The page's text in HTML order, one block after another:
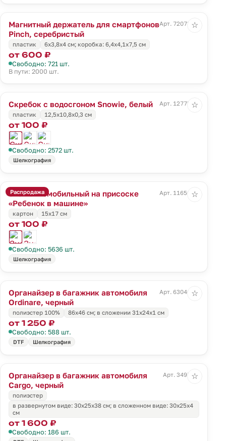
Магнитный держатель для смартфонов
Pinch, серебристый
Арт. 72073.10
пластик 6х3,8х4 см; коробка: 6,4х4,1х7,5 см
от 600 ₽
Свободно: 721 шт.
В пути: 2000 шт.
☆
Скребок с водосгоном Snowie, белый
Арт. 12775.60
пластик
12,5x10,8x0,3 см
от 100 ₽
Свободно: 2572 шт.
Шелкография
☆
Распродажа
Знак автомобильный на присоске
«Ребенок в машине»
Арт. 11656.02
картон 15х17 см
от 100 ₽
Свободно: 5636 шт.
Шелкография
☆
Органайзер в багажник автомобиля
Ordinare, черный
Арт. 63046.30
полиэстер 100% 86х46 см; в сложении 31x24x1 см
от 1 250 ₽
Свободно: 588 шт.
DTF Шелкография
☆
Органайзер в багажник автомобиля
Cargo, черный
Арт. 3497.30
полиэстер
в развернутом виде: 30х25х38 см; в сложенном виде: 30х25х4
см
от 1 600 ₽
Свободно: 186 шт.
☆